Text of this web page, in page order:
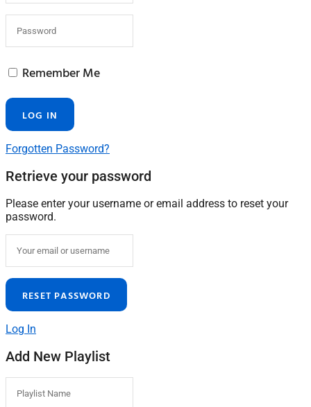
Remember Me
Forgotten Password?
Retrieve your password
Please enter your username or email address to reset your
password.
Log In
Add New Playlist